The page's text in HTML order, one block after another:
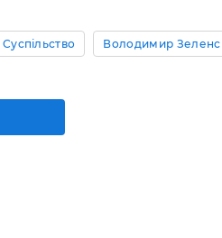
Суспільство Володимир